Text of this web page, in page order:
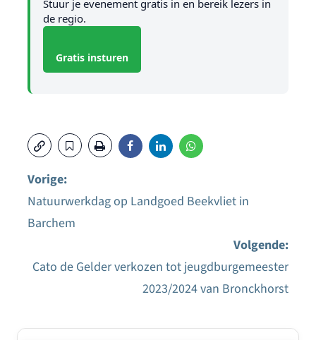
Stuur je evenement gratis in en bereik lezers in
de regio.
Gratis insturen
Bericht
Vorige:
Natuurwerkdag op Landgoed Beekvliet in
Barchem
Volgende:
Cato de Gelder verkozen tot jeugdburgemeester
2023/2024 van Bronckhorst